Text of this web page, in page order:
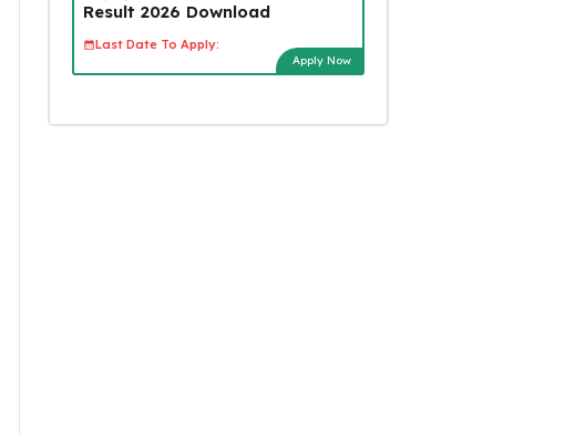
Result 2026 Download
Last Date To Apply:
Apply Now